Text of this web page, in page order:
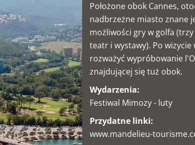
Położone obok Cannes,
nadbrzeżne miasto znane
możliwości gry w golfa
teatr i wystawy). Po
rozważyć wypróbowanie
znajdującej się tuż obok.
Wydarzenia:
Festiwal Mimozy - luty
Przydatne linki:
www.mandelieu-